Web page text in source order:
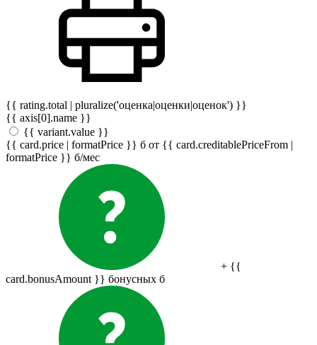
{{ rating.total | pluralize('оценка|оценки|оценок') }}
{{ axis[0].name }}
{{ variant.value }}
{{ card.price | formatPrice }} б от {{ card.creditablePriceFrom |
formatPrice }} б/мес
+ {{
card.bonusAmount }} бонусных б